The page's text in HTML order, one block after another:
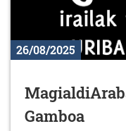
26/08/2025
Gamboa